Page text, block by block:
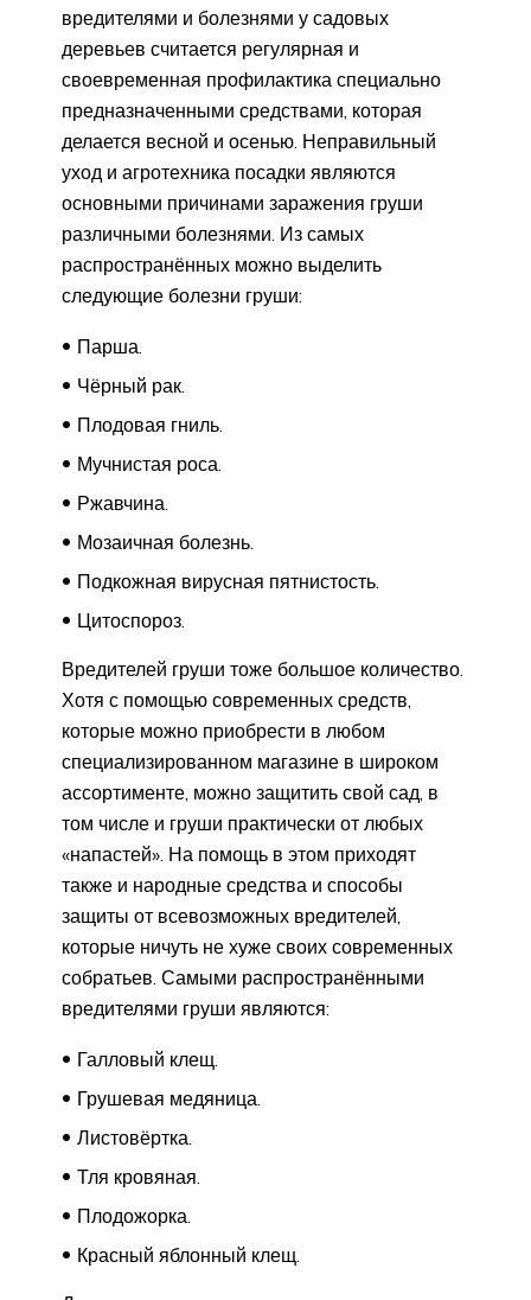
вредителями и болезнями у садовых
деревьев считается регулярная и
своевременная профилактика специально
предназначенными средствами, которая
делается весной и осенью. Неправильный
уход и агротехника посадки являются
основными причинами заражения груши
различными болезнями. Из самых
распространённых можно выделить
следующие болезни груши:
Парша.
Чёрный рак.
Плодовая гниль.
Мучнистая роса.
Ржавчина.
Мозаичная болезнь.
Подкожная вирусная пятнистость.
Цитоспороз.
Вредителей груши тоже большое количество.
Хотя с помощью современных средств,
которые можно приобрести в любом
специализированном магазине в широком
ассортименте, можно защитить свой сад, в
том числе и груши практически от любых
«напастей». На помощь в этом приходят
также и народные средства и способы
защиты от всевозможных вредителей,
которые ничуть не хуже своих современных
собратьев. Самыми распространёнными
вредителями груши являются:
Галловый клещ.
Грушевая медяница.
Листовёртка.
Тля кровяная.
Плодожорка.
Красный яблонный клещ.